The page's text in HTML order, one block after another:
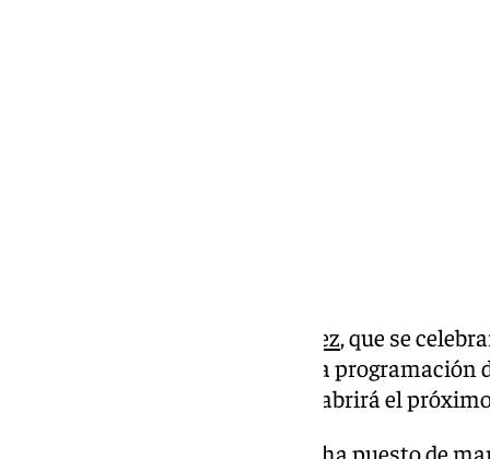
Festival de Jerez, que se
marzo de 2025, ha presentado la
cuyo plazo de matriculación se abrirá el